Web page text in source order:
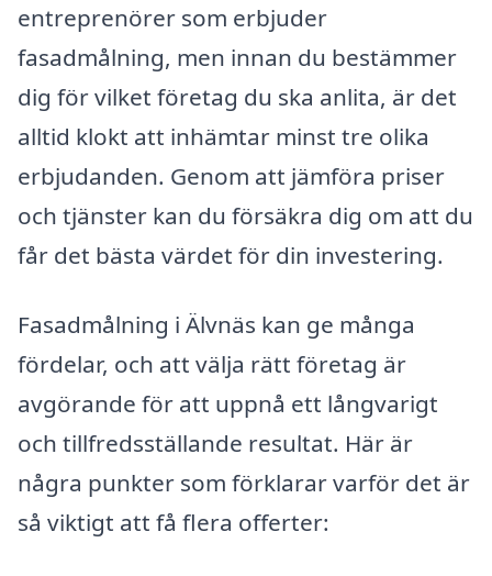
entreprenörer som erbjuder
fasadmålning, men innan du bestämmer
dig för vilket företag du ska anlita, är det
alltid klokt att inhämtar minst tre olika
erbjudanden. Genom att jämföra priser
och tjänster kan du försäkra dig om att du
får det bästa värdet för din investering.
Fasadmålning i Älvnäs kan ge många
fördelar, och att välja rätt företag är
avgörande för att uppnå ett långvarigt
och tillfredsställande resultat. Här är
några punkter som förklarar varför det är
så viktigt att få flera offerter: